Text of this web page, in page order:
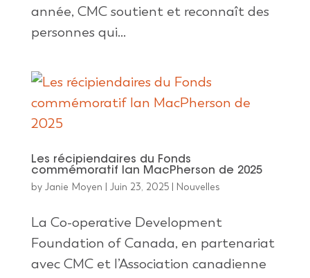
année, CMC soutient et reconnaît des
personnes qui...
Les récipiendaires du Fonds
commémoratif Ian MacPherson de 2025
by Janie Moyen | Juin 23, 2025| Nouvelles
La Co-operative Development
Foundation of Canada, en partenariat
avec CMC et l’Association canadienne